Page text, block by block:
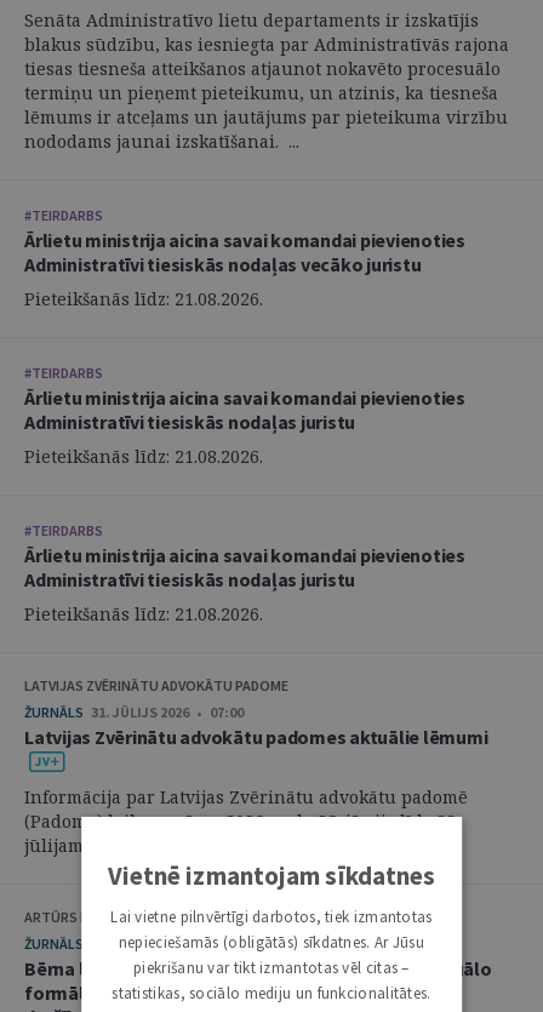
Senāta Administratīvo lietu departaments ir izskatījis
blakus sūdzību, kas iesniegta par Administratīvās rajona
tiesas tiesneša atteikšanos atjaunot nokavēto procesuālo
termiņu un pieņemt pieteikumu, un atzinis, ka tiesneša
lēmums ir atceļams un jautājums par pieteikuma virzību
nododams jaunai izskatīšanai. ...
#TEIRDARBS
Ārlietu ministrija aicina savai komandai pievienoties
Administratīvi tiesiskās nodaļas vecāko juristu
Pieteikšanās līdz: 21.08.2026.
#TEIRDARBS
Ārlietu ministrija aicina savai komandai pievienoties
Administratīvi tiesiskās nodaļas juristu
Pieteikšanās līdz: 21.08.2026.
#TEIRDARBS
Ārlietu ministrija aicina savai komandai pievienoties
Administratīvi tiesiskās nodaļas juristu
Pieteikšanās līdz: 21.08.2026.
LATVIJAS ZVĒRINĀTU ADVOKĀTU PADOME
ŽURNĀLS 31. JŪLIJS 2026 • 07:00
Latvijas Zvērinātu advokātu padomes aktuālie lēmumi
Informācija par Latvijas Zvērinātu advokātu padomē
(Padome) laikposmā no 2026. gada 25. jūnija līdz 28.
jūlijam pieņemtajiem lēmumiem. ...
ARTŪRS KURBATOVS, INGA KUDEIKINA, MARTA URBĀNE
ŽURNĀLS
29. JŪLIJS 2026 • 08:00
Bērna labākās intereses civilprocesā: starp procesuālo
formālismu un pienākumu nekavējoties reaģēt uz
Vietnē izmantojam sīkdatnes
Lai vietne pilnvērtīgi darbotos, tiek izmantotas
nepieciešamās (obligātās) sīkdatnes. Ar Jūsu
piekrišanu var tikt izmantotas vēl citas –
statistikas, sociālo mediju un funkcionalitātes.